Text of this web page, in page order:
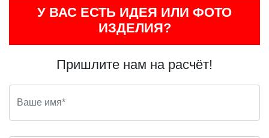
У ВАС ЕСТЬ ИДЕЯ ИЛИ ФОТО
ИЗДЕЛИЯ?
Пришлите нам на расчёт!